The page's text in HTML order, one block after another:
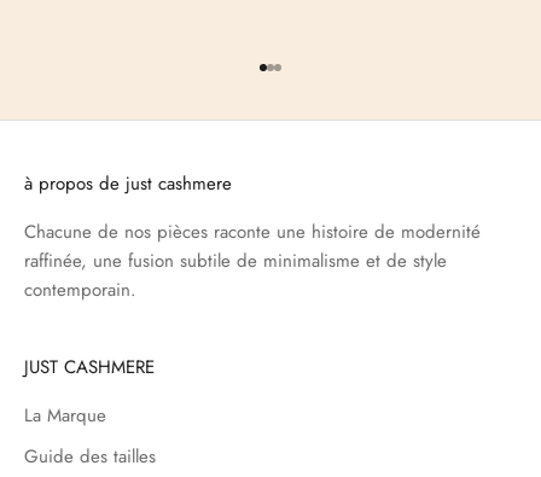
Aller à l'élément 1
Aller à l'élément 2
Aller à l'élément 3
à propos de just cashmere
Chacune de nos pièces raconte une histoire de modernité
raffinée, une fusion subtile de minimalisme et de style
contemporain.
JUST CASHMERE
La Marque
Guide des tailles